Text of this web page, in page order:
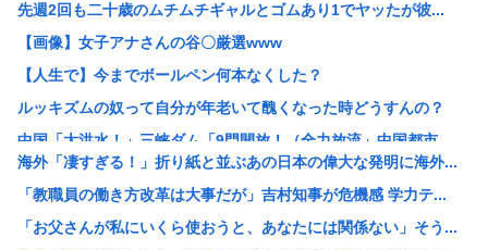
先週2回も二十歳のムチムチギャルとゴムあり1でヤッたが彼...
【画像】女子アナさんの谷〇厳選www
【人生で】今までボールペン何本なくした？
ルッキズムの奴って自分が年老いて醜くなった時どうすんの？
中国「大洪水！」三峡ダム「9門開放！（全力放流」中国都市...
靖国神社さん、参拝者に「軍服着用」「コスプレ」を禁止する...
石破茂前総理「ウクライナが核放棄しなければロシア侵攻しな...
【画像】白人女はどうしてデブでもエ口いのか
海外「凄すぎる！」折り紙と並ぶあの日本の偉大な発明に海外...
「教職員の働き方改革は大事だが」吉村知事が危機感 学力テ...
「お父さんが私にいくら使おうと、あなたには関係ない」そう...